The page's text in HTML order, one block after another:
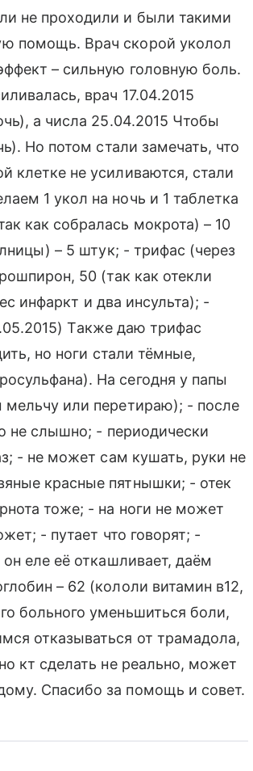
не проходили и были такими
помощь. Врач скорой уколол
– сильную головную боль.
врач 17.04.2015
а числа 25.04.2015 Чтобы
Но потом стали замечать, что
клетке не усиливаются, стали
1 укол на ночь и 1 таблетка
как собралась мокрота) – 10
– 5 штук; - трифас (через
50 (так как отекли
инфаркт и два инсульта); -
Также даю трифас
но ноги стали тёмные,
На сегодня у папы
мельчу или перетираю); - после
не слышно; - периодически
- не может сам кушать, руки не
красные пятнышки; - отек
тоже; - на ноги не может
- путает что говорят; -
еле её откашливает, даём
– 62 (кололи витамин в12,
больного уменьшиться боли,
отказываться от трамадола,
кт сделать не реально, может
Спасибо за помощь и совет.